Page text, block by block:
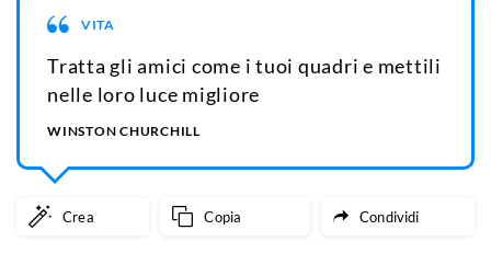
VITA
Tratta gli amici come i tuoi quadri e mettili
nelle loro luce migliore
WINSTON CHURCHILL
Crea Copia Condividi